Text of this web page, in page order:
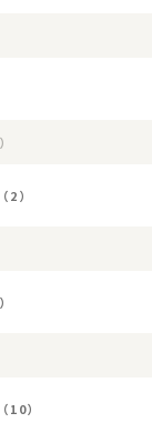
（2）
（10）